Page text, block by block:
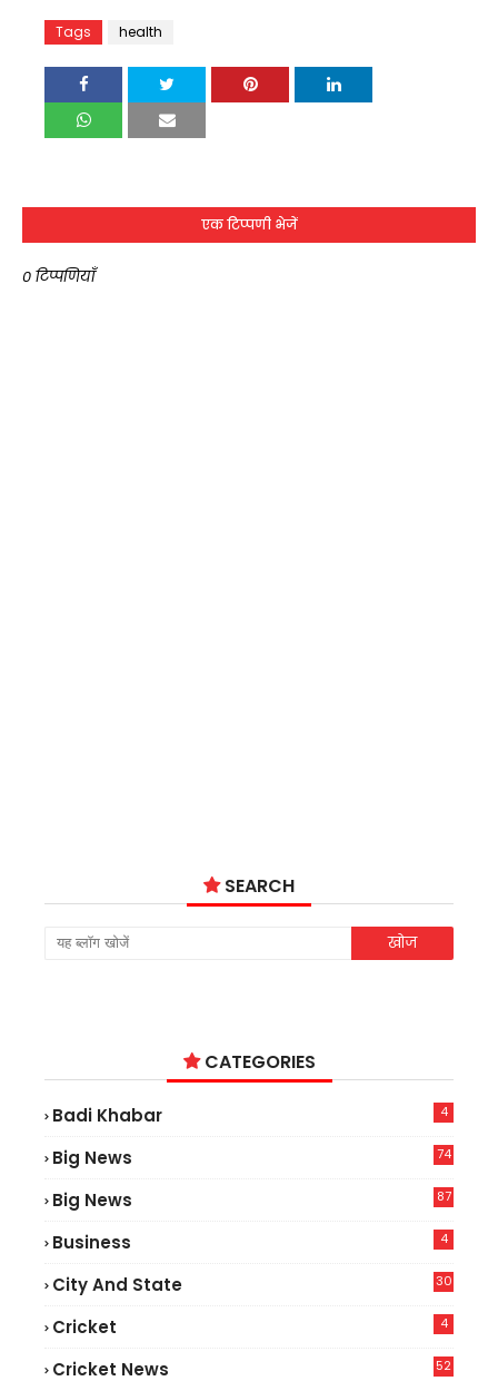
Tags health
एक टिप्पणी भेजें
0 टिप्पणियाँ
SEARCH
CATEGORIES
Badi Khabar 4
Big News
74
Big News
87
Business 4
City And State 30
Cricket 4
Cricket News
52